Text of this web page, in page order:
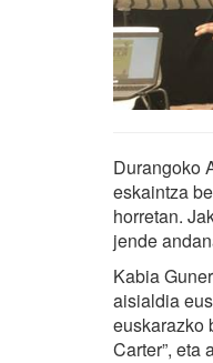
Durangoko
eskaintza
horretan.
jende
Kabia
aisialdia
euskarazko
Carter”, eta